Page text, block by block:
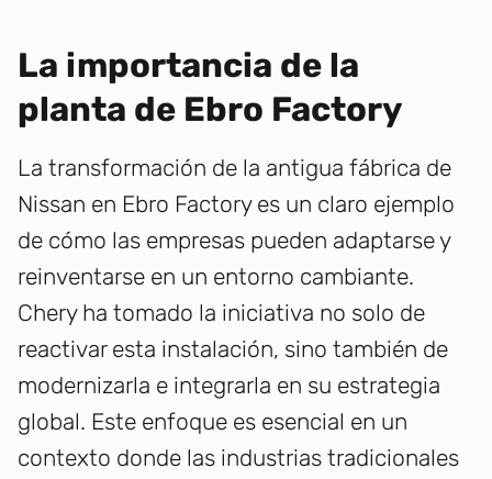
La importancia de la
planta de Ebro Factory
La transformación de la antigua fábrica de
Nissan en Ebro Factory es un claro ejemplo
de cómo las empresas pueden adaptarse y
reinventarse en un entorno cambiante.
Chery ha tomado la iniciativa no solo de
reactivar esta instalación, sino también de
modernizarla e integrarla en su estrategia
global. Este enfoque es esencial en un
contexto donde las industrias tradicionales